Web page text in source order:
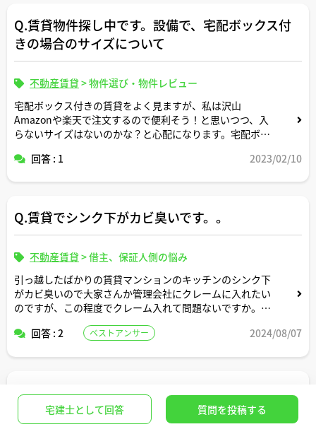
Q.賃貸物件探し中です。設備で、宅配ボックス付
きの場合のサイズについて
不動産賃貸 >物件選び・物件レビュー
宅配ボックス付きの賃貸をよく見ますが、私は沢山
Amazonや楽天で注文するので便利そう！と思いつつ、入
らないサイズはないのかな？と心配になります。宅配ボッ
宅配ボックスを付けるメリットを教えてください。
回答 : 1 2023/02/10
Q.賃貸でシンク下がカビ臭いです。。
不動産賃貸 >借主、保証人側の悩み
引っ越したばかりの賃貸マンションのキッチンのシンク下
がカビ臭いので大家さんか管理会社にクレームに入れたい
のですが、この程度でクレーム入れて問題ないですか。そ
か。回答 : 2 ベストアンサー 2024/08/07
Q.普通借家契約更新と連帯保証人の責任について
宅建士として回答 質問を投稿する